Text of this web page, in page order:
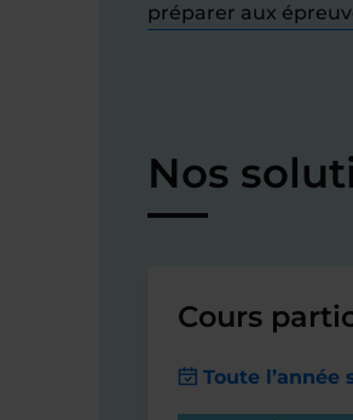
préparer aux
Nos
Cours
Toute l’année